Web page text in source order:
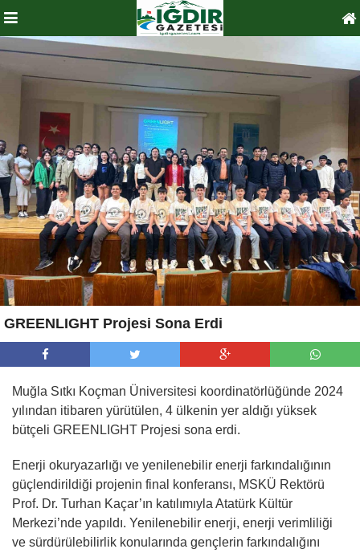
GREENLIGHT Projesi Sona Erdi
Muğla Sıtkı Koçman Üniversitesi koordinatörlüğünde 2024
yılından itibaren yürütülen, 4 ülkenin yer aldığı yüksek
bütçeli GREENLIGHT Projesi sona erdi.
Enerji okuryazarlığı ve yenilenebilir enerji farkındalığının
güçlendirildiği projenin final konferansı, MSKÜ Rektörü
Prof. Dr. Turhan Kaçar’ın katılımıyla Atatürk Kültür
Merkezi’nde yapıldı. Yenilenebilir enerji, enerji verimliliği
ve sürdürülebilirlik konularında gençlerin farkındalığını